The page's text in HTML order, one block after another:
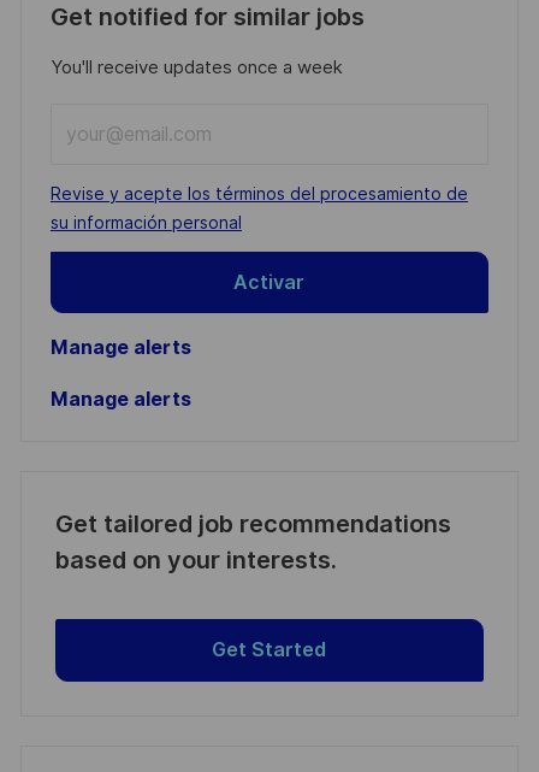
Get notified for similar jobs
You'll receive updates once a week
Email
address
(Required)
Required
Revise y acepte los términos del procesamiento de
su información personal
Activar
Manage alerts
Manage alerts
Get tailored job recommendations
based on your interests.
Get Started